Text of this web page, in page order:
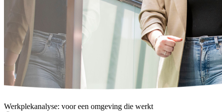
Werkplekanalyse: voor een omgeving die werkt